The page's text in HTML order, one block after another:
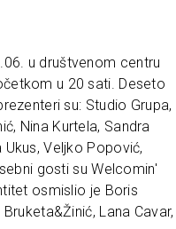
u društvenom centru
u 20 sati. Deseto
su: Studio Grupa,
Nina Kurtela, Sandra
Ukus, Veljko Popović,
gosti su Welcomin'
osmislio je Boris
Lana Cavar,